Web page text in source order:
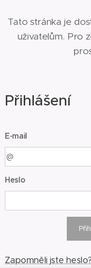
Tato stránka je
uživatelům. Pro
Přihlášení
E-mail
Heslo
Zapomněli jste